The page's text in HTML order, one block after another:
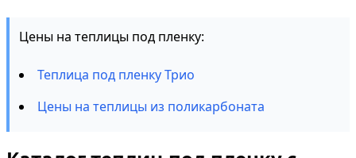
Цены на теплицы под пленку:
Теплица под пленку Трио
Цены на теплицы из поликарбоната